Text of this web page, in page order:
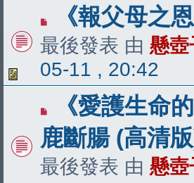
《報父母之
最後發表 由 懸壺
05-11 , 20:42
《愛護生命
鹿斷腸 (高清
最後發表 由 懸壺